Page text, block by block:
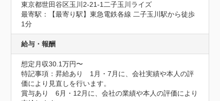
東京都世田谷区玉川2-21-1二子玉川ライズ
最寄駅：【最寄り駅】東急電鉄各線 二子玉川駅から徒歩
1分
給与・報酬
想定月収30.1万円〜
特記事項：昇給あり　1月・7月に、会社実績や本人の評
価により見直しを行います。
賞与あり　6月・12月に、会社の業績や本人の評価により